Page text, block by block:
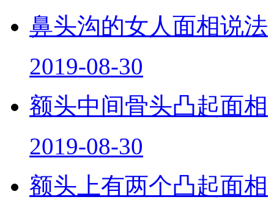
鼻头沟的女人面相说法
2019-08-30
额头中间骨头凸起面相
2019-08-30
额头上有两个凸起面相